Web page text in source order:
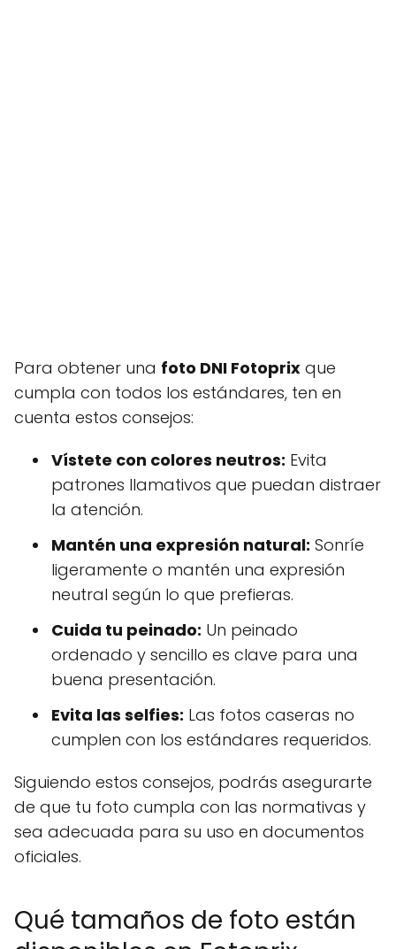
Para obtener una foto DNI Fotoprix que
cumpla con todos los estándares, ten en
cuenta estos consejos:
Vístete con colores neutros: Evita
patrones llamativos que puedan distraer
la atención.
Mantén una expresión natural: Sonríe
ligeramente o mantén una expresión
neutral según lo que prefieras.
Cuida tu peinado: Un peinado
ordenado y sencillo es clave para una
buena presentación.
Evita las selfies: Las fotos caseras no
cumplen con los estándares requeridos.
Siguiendo estos consejos, podrás asegurarte
de que tu foto cumpla con las normativas y
sea adecuada para su uso en documentos
oficiales.
Qué tamaños de foto están